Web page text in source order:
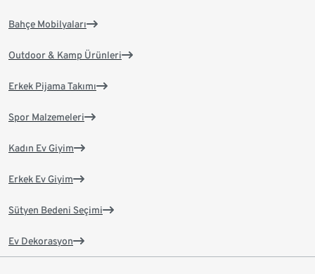
Bahçe Mobilyaları
Outdoor & Kamp Ürünleri
Erkek Pijama Takımı
Spor Malzemeleri
Kadın Ev Giyim
Erkek Ev Giyim
Sütyen Bedeni Seçimi
Ev Dekorasyon